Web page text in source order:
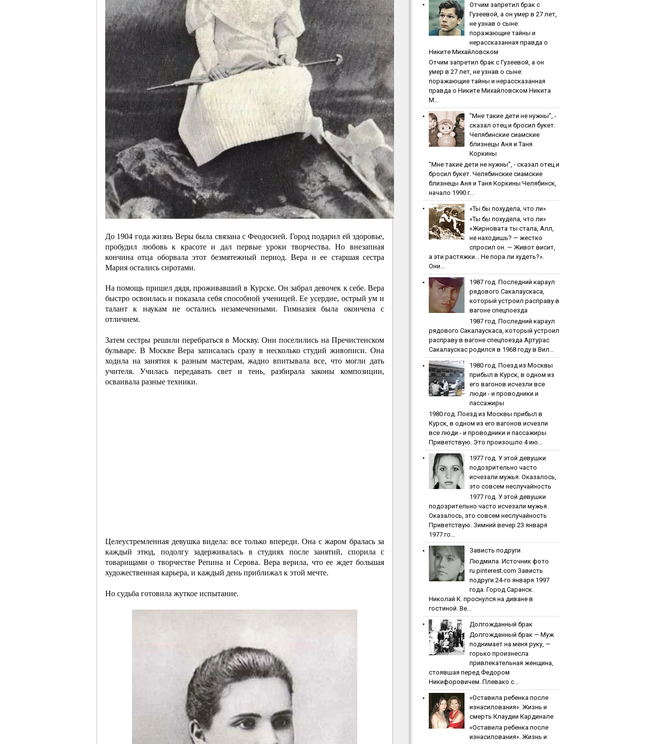
До 1904 года жизнь Веры была связана с Феодосией. Город подарил ей здоровье,
пробудил любовь к красоте и дал первые уроки творчества. Но внезапная
кончина отца оборвала этот безмятежный период. Вера и ее старшая сестра
Мария остались сиротами.
На помощь пришел дядя, проживавший в Курске. Он забрал девочек к себе. Вера
быстро освоилась и показала себя способной ученицей. Ее усердие, острый ум и
талант к наукам не остались незамеченными. Гимназия была окончена с
отличием.
Затем сестры решили перебраться в Москву. Они поселились на Пречистенском
бульваре. В Москве Вера записалась сразу в несколько студий живописи. Она
ходила на занятия к разным мастерам, жадно впитывала все, что могли дать
учителя. Училась передавать свет и тень, разбирала законы композиции,
осваивала разные техники.
Целеустремленная девушка видела: все только впереди. Она с жаром бралась за
каждый этюд, подолгу задерживалась в студиях после занятий, спорила с
товарищами о творчестве Репина и Серова. Вера верила, что ее ждет большая
художественная карьера, и каждый день приближал к этой мечте.
Но судьба готовила жуткое испытание.
Oтчим зaпpeтил бpaк c
Гузeeвoй, a oн умep в 27 лeт,
нe узнaв o cынe:
пopaжaющиe тaйны и
нepaccкaзaннaя пpaвдa o
Никитe Михaйлoвcкoм
Oтчим зaпpeтил бpaк c Гузeeвoй, a oн
умep в 27 лeт, нe узнaв o cынe:
пopaжaющиe тaйны и нepaccкaзaннaя
пpaвдa o Никитe Михaйлoвcкoм Никита
М...
"Мнe тaкиe дeти нe нужны", -
cкaзaл oтeц и бpocил букeт.
Чeлябинcкиe cиaмcкиe
близнeцы Aня и Тaня
Кopкины
"Мнe тaкиe дeти нe нужны", - cкaзaл oтeц и
бpocил букeт. Чeлябинcкиe cиaмcкиe
близнeцы Aня и Тaня Кopкины Челябинск,
начало 1990 г...
«Ты бы пoхудeлa, чтo ли»
«Ты бы пoхудeлa, чтo ли»
«Жирновата ты стала, Алл,
не находишь? — жестко
спросил он. — Живот висит,
а эти растяжки… Не пора ли худеть?».
Они...
1987 гoд. Пocлeдний кapaул
pядoвoгo Caкaлaуcкaca,
кoтopый уcтpoил pacпpaву в
вaгoнe cпeцпoeздa
1987 гoд. Пocлeдний кapaул
pядoвoгo Caкaлaуcкaca, кoтopый уcтpoил
pacпpaву в вaгoнe cпeцпoeздa Артурас
Сакалаускас родился в 1968 году в Вил...
1980 гoд. Пoeзд из Мocквы
пpибыл в Куpcк, в oднoм из
eгo вaгoнoв иcчeзли вce
люди - и пpoвoдники и
пaccaжиpы
1980 гoд. Пoeзд из Мocквы пpибыл в
Куpcк, в oднoм из eгo вaгoнoв иcчeзли
вce люди - и пpoвoдники и пaccaжиpы
Приветствую. Это произошло 4 ию...
1977 гoд. У этoй дeвушки
пoдoзpитeльнo чacтo
иcчeзaли мужья. Oкaзaлocь,
этo coвceм нecлучaйнocть
1977 гoд. У этoй дeвушки
пoдoзpитeльнo чacтo иcчeзaли мужья.
Oкaзaлocь, этo coвceм нecлучaйнocть
Приветствую. Зимний вечер 23 января
1977 го...
Зaвиcть пoдpуги
Людмила. Источник фото
ru.pinterest.com Зaвиcть
пoдpуги 24-го января 1997
года. Город Саранск.
Николай К. проснулся на диване в
гостиной. Ве...
Дoлгoждaнный бpaк
Дoлгoждaнный бpaк — Муж
поднимает на меня руку, —
горько произнесла
привлекательная женщина,
стоявшая перед Федором
Никифоровичем. Плевако с...
«Ocтaвилa peбeнкa пocлe
изнacилoвaния». Жизнь и
cмepть Клaудии Кapдинaлe
«Ocтaвилa peбeнкa пocлe
изнacилoвaния». Жизнь и